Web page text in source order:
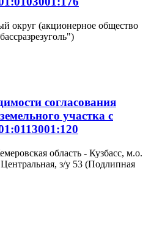
округ (акционерное общество
согласования
участка с
область - Кузбасс, м.о.
з/у 53 (Подлипная